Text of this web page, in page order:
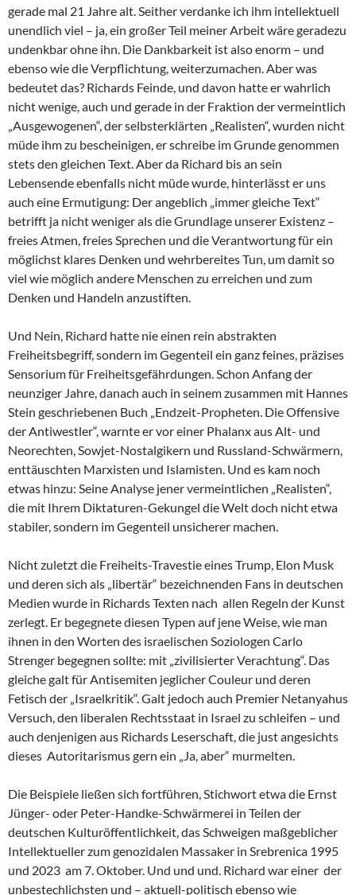
gerade mal 21 Jahre alt. Seither verdanke ich ihm intellektuell
unendlich viel – ja, ein großer Teil meiner Arbeit wäre geradezu
undenkbar ohne ihn. Die Dankbarkeit ist also enorm – und
ebenso wie die Verpflichtung, weiterzumachen. Aber was
bedeutet das? Richards Feinde, und davon hatte er wahrlich
nicht wenige, auch und gerade in der Fraktion der vermeintlich
„Ausgewogenen“, der selbsterklärten „Realisten“, wurden nicht
müde ihm zu bescheinigen, er schreibe im Grunde genommen
stets den gleichen Text. Aber da Richard bis an sein
Lebensende ebenfalls nicht müde wurde, hinterlässt er uns
auch eine Ermutigung: Der angeblich „immer gleiche Text“
betrifft ja nicht weniger als die Grundlage unserer Existenz –
freies Atmen, freies Sprechen und die Verantwortung für ein
möglichst klares Denken und wehrbereites Tun, um damit so
viel wie möglich andere Menschen zu erreichen und zum
Denken und Handeln anzustiften.
Und Nein, Richard hatte nie einen rein abstrakten
Freiheitsbegriff, sondern im Gegenteil ein ganz feines, präzises
Sensorium für Freiheitsgefährdungen. Schon Anfang der
neunziger Jahre, danach auch in seinem zusammen mit Hannes
Stein geschriebenen Buch „Endzeit-Propheten. Die Offensive
der Antiwestler“, warnte er vor einer Phalanx aus Alt- und
Neorechten, Sowjet-Nostalgikern und Russland-Schwärmern,
enttäuschten Marxisten und Islamisten. Und es kam noch
etwas hinzu: Seine Analyse jener vermeintlichen „Realisten“,
die mit Ihrem Diktaturen-Gekungel die Welt doch nicht etwa
stabiler, sondern im Gegenteil unsicherer machen.
Nicht zuletzt die Freiheits-Travestie eines Trump, Elon Musk
und deren sich als „libertär“ bezeichnenden Fans in deutschen
Medien wurde in Richards Texten nach allen Regeln der Kunst
zerlegt. Er begegnete diesen Typen auf jene Weise, wie man
ihnen in den Worten des israelischen Soziologen Carlo
Strenger begegnen sollte: mit „zivilisierter Verachtung“. Das
gleiche galt für Antisemiten jeglicher Couleur und deren
Fetisch der „Israelkritik“. Galt jedoch auch Premier Netanyahus
Versuch, den liberalen Rechtsstaat in Israel zu schleifen – und
auch denjenigen aus Richards Leserschaft, die just angesichts
dieses Autoritarismus gern ein „Ja, aber“ murmelten.
Die Beispiele ließen sich fortführen, Stichwort etwa die Ernst
Jünger- oder Peter-Handke-Schwärmerei in Teilen der
deutschen Kulturöffentlichkeit, das Schweigen maßgeblicher
Intellektueller zum genozidalen Massaker in Srebrenica 1995
und 2023 am 7. Oktober. Und und und. Richard war einer der
unbestechlichsten und – aktuell-politisch ebenso wie